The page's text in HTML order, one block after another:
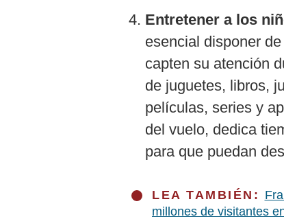
Entretener a los
esencial disponer de
capten su atención
de juguetes, libros,
películas, series y
del vuelo, dedica
para que puedan
LEA TAMBIÉN:
millones de visitantes